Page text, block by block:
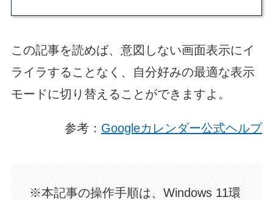
この記事を読めば、意図しない画面表示にイ
ライラすることなく、自分好みの最適な表示
モードに切り替えることができますよ。
参考： Googleカレンダー公式ヘルプ
※本記事の操作手順は、Windows 11環